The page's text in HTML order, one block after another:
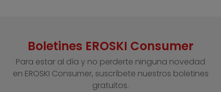
Boletines EROSKI Consumer
Para estar al día y no perderte ninguna novedad
en EROSKI Consumer, suscríbete nuestros boletines
gratuitos.